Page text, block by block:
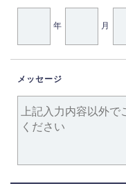
年 月
メッセージ